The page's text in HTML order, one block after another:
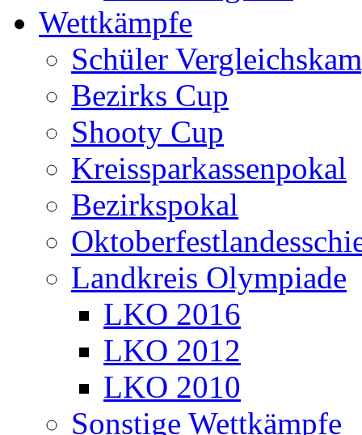
Wettkämpfe
Schüler
Bezirks Cup
Shooty Cup
Kreissparkassenpokal
Bezirkspokal
Landkreis Olympiade
LKO 2016
LKO 2012
LKO 2010
Sonstige Wettkämpfe